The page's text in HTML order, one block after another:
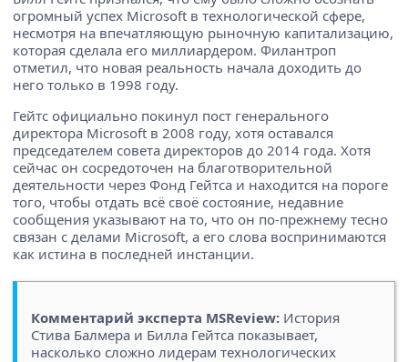
огромный успех Microsoft в технологической сфере,
несмотря на впечатляющую рыночную капитализацию,
которая сделала его миллиардером. Филантроп
отметил, что новая реальность начала доходить до
него только в 1998 году.
Гейтс официально покинул пост генерального
директора Microsoft в 2008 году, хотя оставался
председателем совета директоров до 2014 года. Хотя
сейчас он сосредоточен на благотворительной
деятельности через Фонд Гейтса и находится на пороге
того, чтобы отдать всё своё состояние, недавние
сообщения указывают на то, что он по-прежнему тесно
связан с делами Microsoft, а его слова воспринимаются
как истина в последней инстанции.
Комментарий эксперта MSReview: История
Стива Балмера и Билла Гейтса показывает,
насколько сложно лидерам технологических